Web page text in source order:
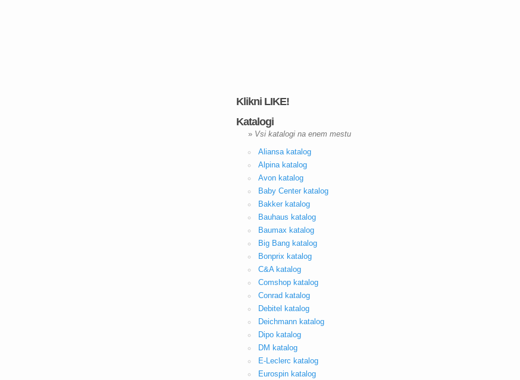
Klikni LIKE!
Katalogi
» Vsi katalogi na enem mestu
Aliansa katalog
Alpina katalog
Avon katalog
Baby Center katalog
Bakker katalog
Bauhaus katalog
Baumax katalog
Big Bang katalog
Bonprix katalog
C&A katalog
Comshop katalog
Conrad katalog
Debitel katalog
Deichmann katalog
Dipo katalog
DM katalog
E-Leclerc katalog
Eurospin katalog